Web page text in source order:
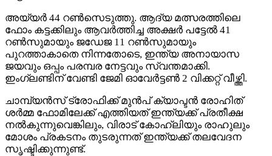
അയ്യർ 44 റൺസെടുത്തു. ആദ്യ മത്സരത്തിലെ
ഫോം കട്ടക്കിലും ആവർത്തിച്ച അക്ഷർ പട്ടേൽ 41
റൺസുമായും ജഡേജ 11 റൺസുമായും
പുറത്താകാതെ നിന്നതോടെ, ഇന്ത്യ അനായാസ
ജയവും ഒപ്പം പരമ്പര നേട്ടവും സ്വന്തമാക്കി.
ഇംഗ്ലണ്ടിന് വേണ്ടി ജേമി ഓവേർട്ടൺ 2 വിക്കറ്റ് വീഴ്ത്തി.
ചാമ്പ്യൻസ് ട്രോഫിക്ക് മുൻപ് ക്യാപ്ടൻ രോഹിത്
ശർമ്മ ഫോമിലേക്ക് എത്തിയത് ഇന്ത്യക്ക് പ്രതീക്ഷ
നൽകുന്നുവെങ്കിലും, വിരാട് കോഹ്ലിയും രാഹുലും
മോശം പ്രകടനം തുടരുന്നത് ഇന്ത്യക്ക് തലവേദന
സൃഷ്ടിക്കുന്നുണ്ട്.